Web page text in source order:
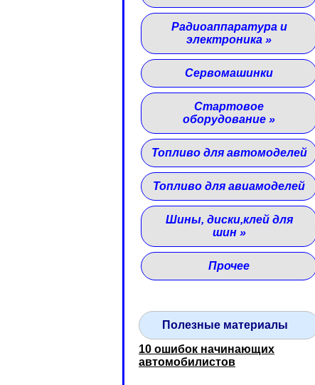
Радиоаппаратура и
электроника »
Сервомашинки
Стартовое
оборудование »
Топливо для автомоделей
Топливо для авиамоделей
Шины, диски,клей для
шин»
Прочее
Полезные материалы
10 ошибок начинающих
автомобилистов